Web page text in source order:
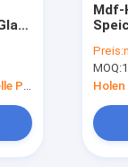
Mdf-
Preis:
MOQ: